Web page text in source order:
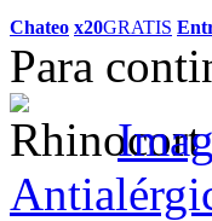
Chateo x20GRATIS
Para